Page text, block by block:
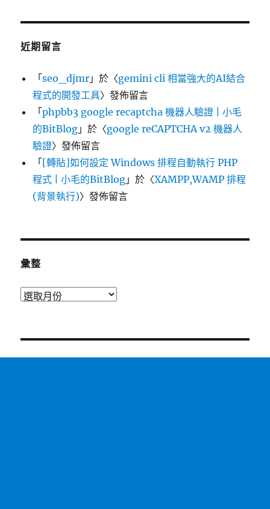
近期留言
「seo_djmr 」於〈gemini cli 相當強大的AI結合
程式的開發工具〉發佈留言
「phpbb3 google recaptcha 機器人驗證 | 小毛
的BitBlog 」於〈google reCAPTCHA v2 機器人
驗證〉發佈留言
「[轉貼]如何設定 Windows 排程自動執行 PHP
程式 | 小毛的BitBlog 」於〈XAMPP,WAMP 排程
(背景執行)〉發佈留言
彙整
彙